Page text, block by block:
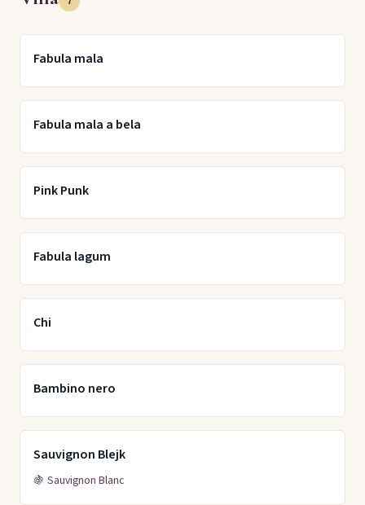
Fabula mala
Fabula mala a bela
Pink Punk
Fabula lagum
Chi
Bambino nero
Sauvignon Blejk
🍇 Sauvignon Blanc